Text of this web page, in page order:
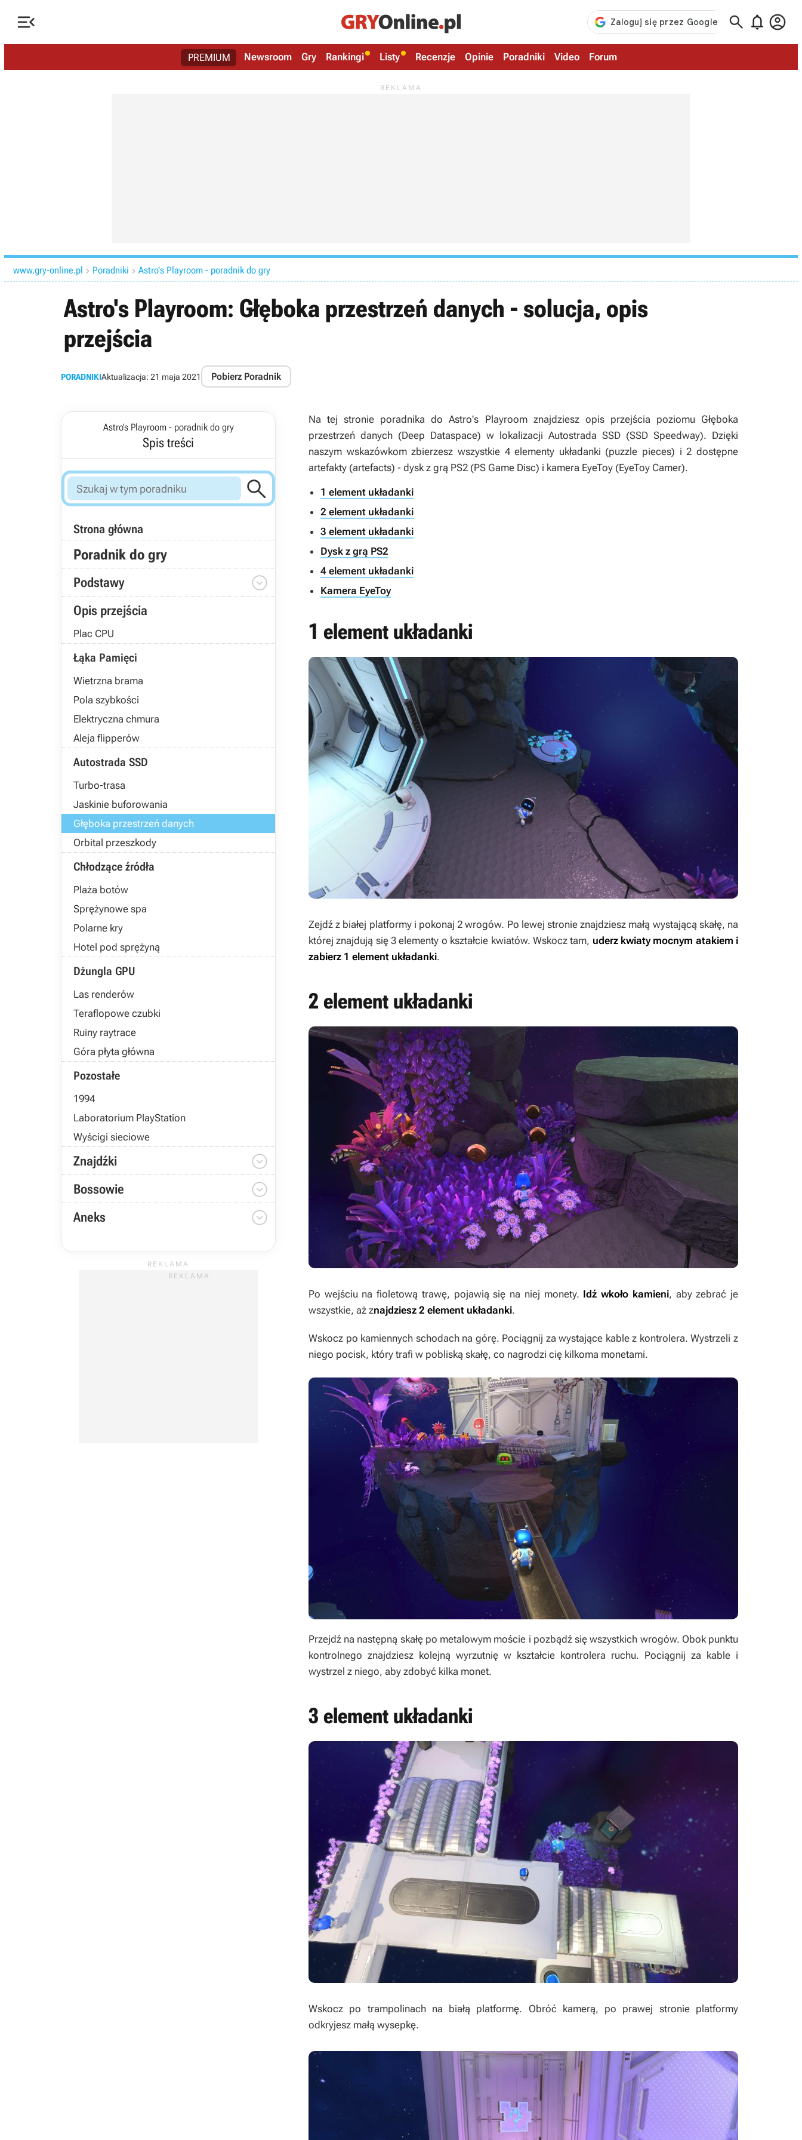
   
PREMIUM Newsroom Gry Rankingi Listy Recenzje Opinie Poradniki Video Forum
www.gry-online.pl  Poradniki  Astro's Playroom - poradnik do gry
Astro's Playroom: Głęboka przestrzeń danych - solucja, opis
przejścia
PORADNIKIAktualizacja: 21 maja 2021 Pobierz Poradnik
Astro's Playroom - poradnik do gry
Spis treści

Strona główna
Poradnik do gry
Podstawy 
Opis przejścia
Plac CPU
Łąka Pamięci
Wietrzna brama
Pola szybkości
Elektryczna chmura
Aleja flipperów
Autostrada SSD
Turbo-trasa
Jaskinie buforowania
Głęboka przestrzeń danych
Orbital przeszkody
Chłodzące źródła
Plaża botów
Sprężynowe spa
Polarne kry
Hotel pod sprężyną
Dżungla GPU
Las renderów
Teraflopowe czubki
Ruiny raytrace
Góra płyta główna
Pozostałe
1994
Laboratorium PlayStation
Wyścigi sieciowe
Znajdźki 
Bossowie 
Aneks 
Na tej stronie poradnika doAstro's Playroomznajdziesz opis przejścia poziomu Głęboka
przestrzeń danych (Deep Dataspace) w lokalizacji Autostrada SSD (SSD Speedway). Dzięki
naszym wskazówkom zbierzesz wszystkie 4 elementy układanki (puzzle pieces) i 2 dostępne
artefakty (artefacts) - dysk z grą PS2 (PS Game Disc) i kamera EyeToy (EyeToy Camer).
1 element układanki
2 element układanki
3 element układanki
Dysk z grą PS2
4 element układanki
Kamera EyeToy
1 element układanki
Zejdź z białej platformy i pokonaj 2 wrogów. Po lewej stronie znajdziesz małą wystającą skałę, na
której znajdują się 3 elementy o kształcie kwiatów. Wskocz tam, uderz kwiaty mocnym atakiem i
zabierz 1 element układanki.
2 element układanki
Po wejściu na fioletową trawę, pojawią się na niej monety. Idź wkoło kamieni, aby zebrać je
wszystkie, aż znajdziesz 2 element układanki.
Wskocz po kamiennych schodach na górę. Pociągnij za wystające kable z kontrolera. Wystrzeli z
niego pocisk, który trafi w pobliską skałę, co nagrodzi cię kilkoma monetami.
Przejdź na następną skałę po metalowym moście i pozbądź się wszystkich wrogów. Obok punktu
kontrolnego znajdziesz kolejną wyrzutnię w kształcie kontrolera ruchu. Pociągnij za kable i
wystrzel z niego, aby zdobyć kilka monet.
3 element układanki
Wskocz po trampolinach na białą platformę. Obróć kamerą, po prawej stronie platformy
odkryjesz małą wysepkę.